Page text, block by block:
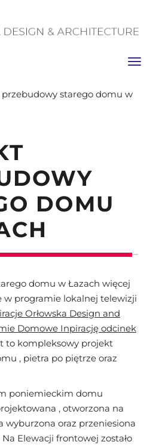
starego domu w
DOMU
domu w Łazach więcej
w programie lokalnej telewizji
Orłowska Design and
Domowe Inpirację odcinek
to kompleksowy projekt
, pietra po piętrze oraz
poniemieckim domu
, otworzona na
wyburzona oraz przeniesiona
Elewacji frontowej zostało